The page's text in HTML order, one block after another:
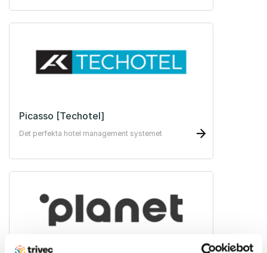
Picasso [Techotel]
Det perfekta hotel management systemet